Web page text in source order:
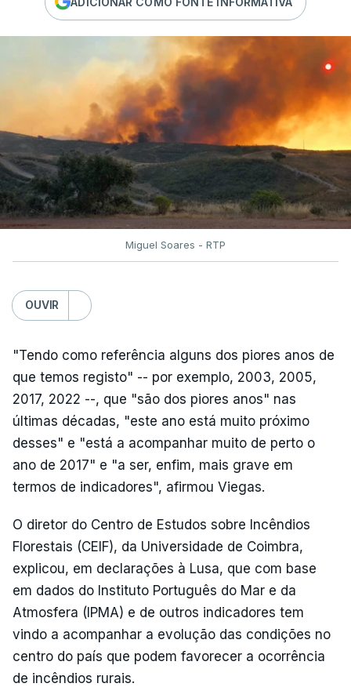
Miguel Soares - RTP
OUVIR
"Tendo como referência alguns dos piores anos de
que temos registo" -- por exemplo, 2003, 2005,
2017, 2022 --, que "são dos piores anos" nas
últimas décadas, "este ano está muito próximo
desses" e "está a acompanhar muito de perto o
ano de 2017" e "a ser, enfim, mais grave em
termos de indicadores", afirmou Viegas.
O diretor do Centro de Estudos sobre Incêndios
Florestais (CEIF), da Universidade de Coimbra,
explicou, em declarações à Lusa, que com base
em dados do Instituto Português do Mar e da
Atmosfera (IPMA) e de outros indicadores tem
vindo a acompanhar a evolução das condições no
centro do país que podem favorecer a ocorrência
de incêndios rurais.